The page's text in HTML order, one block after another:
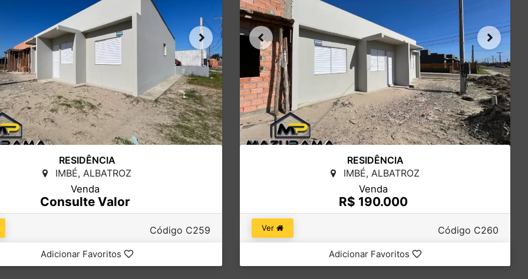
RESIDÊNCIA
IMBÉ, ALBATROZ
Venda
Consulte Valor
Código C259
Adicionar Favoritos
RESIDÊNCIA
IMBÉ, ALBATROZ
Venda
R$ 190.000
Ver Código C260
Adicionar Favoritos